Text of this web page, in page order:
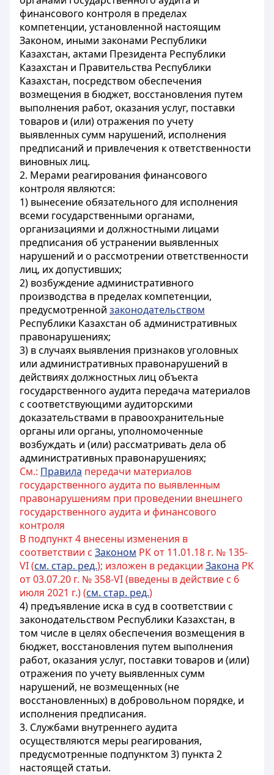
финансового контроля в пределах
компетенции, установленной настоящим
Законом, иными законами Республики
Казахстан, актами Президента Республики
Казахстан и Правительства Республики
Казахстан, посредством обеспечения
возмещения в бюджет, восстановления путем
выполнения работ, оказания услуг, поставки
товаров и (или) отражения по учету
выявленных сумм нарушений, исполнения
предписаний и привлечения к ответственности
виновных лиц.
2. Мерами реагирования финансового
контроля являются:
1) вынесение обязательного для исполнения
всеми государственными органами,
организациями и должностными лицами
предписания об устранении выявленных
нарушений и о рассмотрении ответственности
лиц, их допустивших;
2) возбуждение административного
производства в пределах компетенции,
предусмотренной законодательством
Республики Казахстан об административных
правонарушениях;
3) в случаях выявления признаков уголовных
или административных правонарушений в
действиях должностных лиц объекта
государственного аудита передача материалов
с соответствующими аудиторскими
доказательствами в правоохранительные
органы или органы, уполномоченные
возбуждать и (или) рассматривать дела об
административных правонарушениях;
См.: Правила передачи материалов
государственного аудита по выявленным
правонарушениям при проведении внешнего
государственного аудита и финансового
контроля
В подпункт 4 внесены изменения в
соответствии с Законом РК от 11.01.18 г. № 135-
VI (см. стар. ред.); изложен в редакции Закона РК
от 03.07.20 г. № 358-VI (введены в действие с 6
июля 2021 г.) (см. стар. ред.)
4) предъявление иска в суд в соответствии с
законодательством Республики Казахстан, в
том числе в целях обеспечения возмещения в
бюджет, восстановления путем выполнения
работ, оказания услуг, поставки товаров и (или)
отражения по учету выявленных сумм
нарушений, не возмещенных (не
восстановленных) в добровольном порядке, и
исполнения предписания.
3. Службами внутреннего аудита
осуществляются меры реагирования,
предусмотренные подпунктом 3) пункта 2
настоящей статьи.